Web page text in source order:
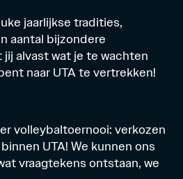
jaarlijkse tradities,
aantal bijzondere
alvast wat je te wachten
naar UTA te vertrekken!
volleybaltoernooi: verkozen
UTA! We kunnen ons
vraagtekens ontstaan, we